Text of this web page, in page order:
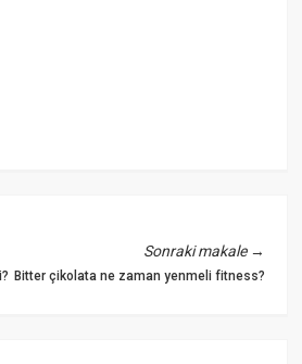
Sonraki makale→
Bitter çikolata ne zaman yenmeli fitness?